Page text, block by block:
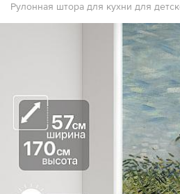
Рулонная штора для кухни для